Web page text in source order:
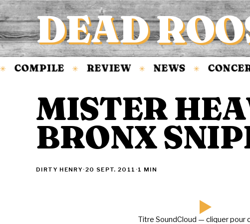
DEAD
COMPILE REVIEW NEWS
MISTER
BRONX
DIRTY HENRY·20 SEPT. 2011 ·1 MIN
Titre SoundCloud — cliquer pour